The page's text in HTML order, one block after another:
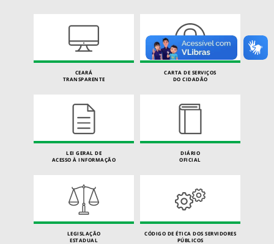
CEARÁ
TRANSPARENTE
CARTA DE SERVIÇOS
DO CIDADÃO
LEI GERAL DE
ACESSO À INFORMAÇÃO
DIÁRIO
OFICIAL
LEGISLAÇÃO
ESTADUAL
CÓDIGO DE ÉTICA DOS SERVIDORES
PÚBLICOS